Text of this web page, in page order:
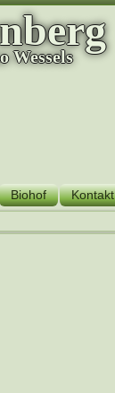
Wessels
Biohof Kontakt